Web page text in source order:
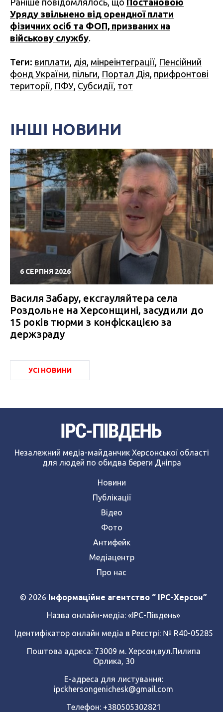
Раніше повідомлялось, що Постановою
Уряду звільнено від орендної плати
фізичних осіб та ФОП, призваних на
військову службу.
Теги: виплати, дія, мінреінтеграції, Пенсійний
фонд України, пільги, Портал Дія, прифронтові
території, ПФУ, Субсидії, тот
ІНШІ НОВИНИ
6 СЕРПНЯ 2026
Василя Забару, ексгауляйтера села
Роздольне на Херсонщині, засудили до
15 років тюрми з конфіскацією за
держзраду
УСІ НОВИНИ
Незалежний медіа-майданчик Херсонської області
для людей по обидва береги Дніпра
Новини
Публікації
Відео
Фото
Антифейк
Медіацентр
Про нас
© 2026 Інформаційне агентство “ IPC-Херсон”
Назва онлайн-медіа: «ІРС-Південь»
Ідентифікатор онлайн медіа в Реєстрі: № R40-05285
Поштова адреса: 73009 м. Херсон,вул.Пилипа
Орлика, 30
Е-адреса для листування:
ipckhersongenichesk@gmail.com
Телефон: +380505302821